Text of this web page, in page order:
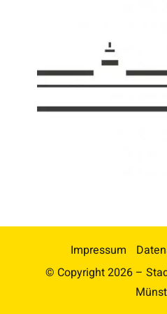
Impressum
© Copyright2026 –